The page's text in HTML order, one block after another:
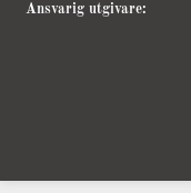
Ansvarig utgivare: